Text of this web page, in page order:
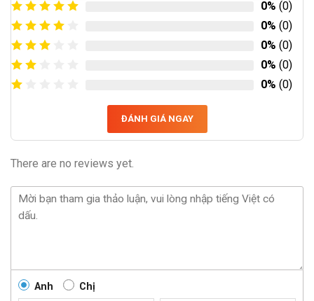
0% (0)
0% (0)
0% (0)
0% (0)
0% (0)
ĐÁNH GIÁ NGAY
There are no reviews yet.
Anh Chị